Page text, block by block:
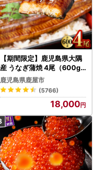
【期間限定】鹿児島県大隅
産 うなぎ蒲焼 4尾（600g
） KN007-004-04-cp18
うなぎ 鰻 魚 惣菜 総菜
鹿児島県鹿屋市
(5766)
18,000